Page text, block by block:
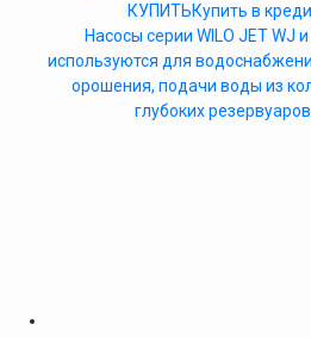
КУПИТЬКупить в
Насосы серии WILO JET WJ
используются для
орошения, подачи воды из
глубоких резервуаров.